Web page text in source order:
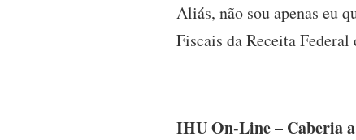
Aliás, não sou apenas eu
Fiscais da Receita
IHU On-Line – Caberia